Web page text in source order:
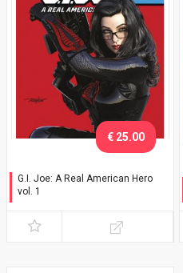
G.I. Joe: A Real American Hero
vol. 1
€ 25.00